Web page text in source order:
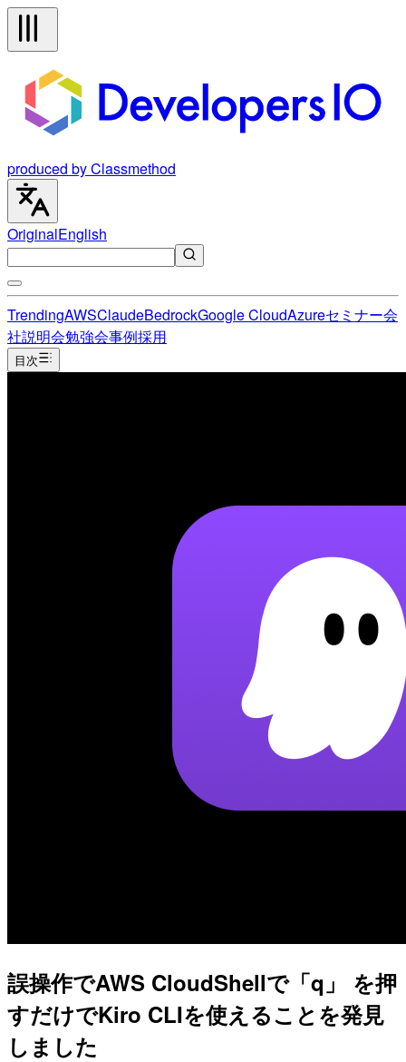
produced by Classmethod
OriginalEnglish
TrendingAWSClaudeBedrockGoogle CloudAzureセミナー会
社説明会勉強会事例採用
目次
誤操作でAWS CloudShellで「q」 を押
すだけでKiro CLIを使えることを発見
しました